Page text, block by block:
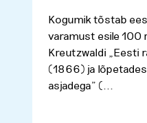
Kogumik tõstab
varamust esile 100
Kreutzwaldi „Eesti
(1866) ja lõpetades
asjadega” (...